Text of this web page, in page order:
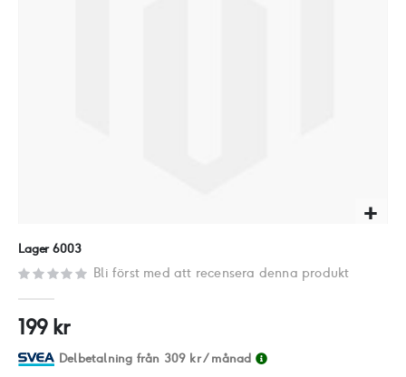
början
bildgalleriet
Lager 6003
Bli först med att recensera denna produkt
199 kr
Delbetalning från 309 kr/ månad